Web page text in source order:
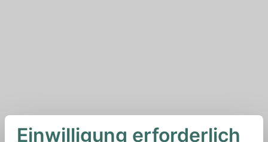
Einwilligung erforderlich